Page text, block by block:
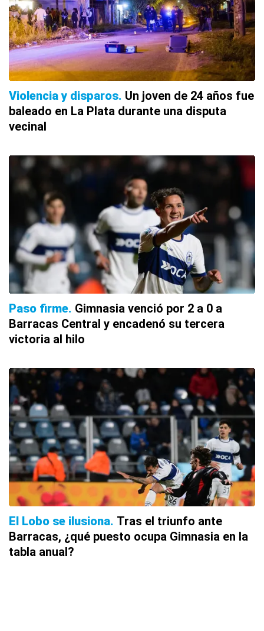
Violencia y disparos Un joven de 24 años fue
baleado en La Plata durante una disputa
vecinal
Paso firme Gimnasia venció por 2 a 0 a
Barracas Central y encadenó su tercera
victoria al hilo
El Lobo se ilusiona Tras el triunfo ante
Barracas, ¿qué puesto ocupa Gimnasia en la
tabla anual?